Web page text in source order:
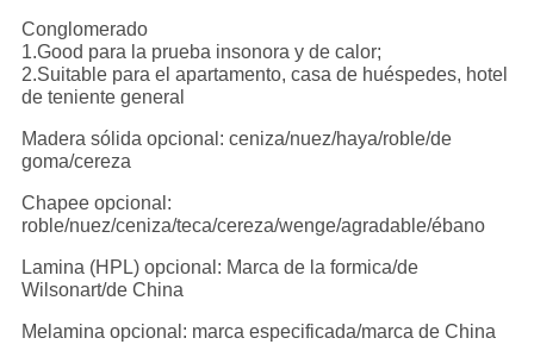
Conglomerado
1.Good para la prueba insonora y de calor;
2.Suitable para el apartamento, casa de huéspedes, hotel
de teniente general
Madera sólida opcional: ceniza/nuez/haya/roble/de
goma/cereza
Chapee opcional:
roble/nuez/ceniza/teca/cereza/wenge/agradable/ébano
Lamina (HPL) opcional: Marca de la formica/de
Wilsonart/de China
Melamina opcional: marca especificada/marca de China